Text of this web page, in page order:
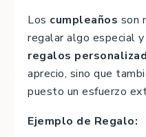
Los cumpleaños son
regalar algo especial
regalos
aprecio, sino que
puesto un esfuerzo
Ejemplo de Regalo: